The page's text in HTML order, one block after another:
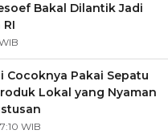
Bakal Dilantik Jadi
Cocoknya Pakai Sepatu
Lokal yang Nyaman
WIB